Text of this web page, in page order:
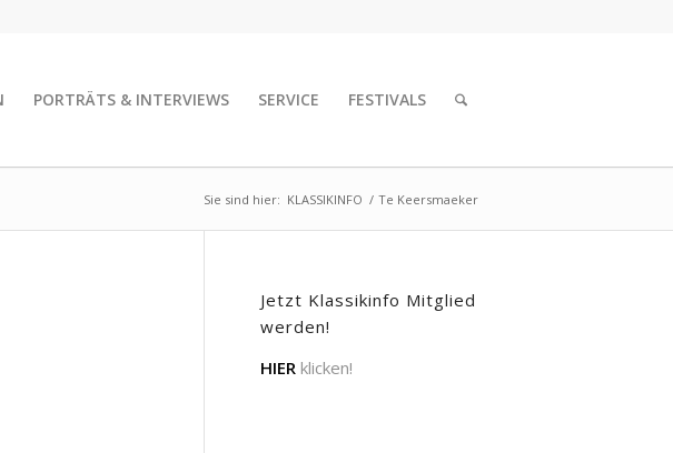
PORTRÄTS & INTERVIEWS SERVICE FESTIVALS
Sie sind hier: KLASSIKINFO / Te Keersmaeker
Jetzt Klassikinfo Mitglied
werden!
HIER klicken!